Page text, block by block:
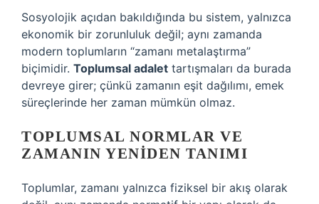
Sosyolojik açıdan bakıldığında bu sistem, yalnızca
ekonomik bir zorunluluk değil; aynı zamanda
modern toplumların “zamanı metalaştırma”
biçimidir. Toplumsal adalet tartışmaları da burada
devreye girer; çünkü zamanın eşit dağılımı, emek
süreçlerinde her zaman mümkün olmaz.
TOPLUMSAL NORMLAR VE
ZAMANIN YENIDEN TANIMI
Toplumlar, zamanı yalnızca fiziksel bir akış olarak